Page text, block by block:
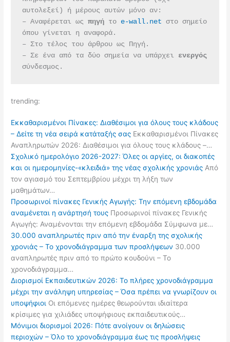
αυτολεξεί) ή μέρους αυτών μόνο αν:
– Αναφέρεται ως πηγή το e-wall.net στο σημείο
όπου γίνεται η αναφορά.
– Στο τέλος του άρθρου ως Πηγή.
– Σε ένα από τα δύο σημεία να υπάρχει
ενεργός
σύνδεσμος.
trending:
Εκκαθαρισμένοι Πίνακες: Διαθέσιμοι για όλους τους κλάδους
– Δείτε τη νέα σειρά κατάταξής σας Εκκαθαρισμένοι Πίνακες
Αναπληρωτών 2026: Διαθέσιμοι για όλους τους κλάδους –…
Σχολικό ημερολόγιο 2026-2027: Όλες οι αργίες, οι διακοπές
και οι ημερομηνίες-«κλειδιά» της νέας σχολικής χρονιάς Από
τον αγιασμό του Σεπτεμβρίου μέχρι τη λήξη των
μαθημάτων…
Προσωρινοί πίνακες Γενικής Αγωγής: Την επόμενη εβδομάδα
αναμένεται η ανάρτησή τους Προσωρινοί πίνακες Γενικής
Αγωγής: Αναμένονται την επόμενη εβδομάδα Σύμφωνα με…
30.000 αναπληρωτές πριν από την έναρξη της σχολικής
χρονιάς – Το χρονοδιάγραμμα των προσλήψεων 30.000
αναπληρωτές πριν από το πρώτο κουδούνι – Το
χρονοδιάγραμμα…
Διορισμοί Εκπαιδευτικών 2026: Το πλήρες χρονοδιάγραμμα
μέχρι την ανάληψη υπηρεσίας – Όσα πρέπει να γνωρίζουν οι
υποψήφιοι Οι επόμενες ημέρες θεωρούνται ιδιαίτερα
κρίσιμες για χιλιάδες υποψήφιους εκπαιδευτικούς…
Μόνιμοι διορισμοί 2026: Πότε ανοίγουν οι δηλώσεις
περιοχών – Όλο το χρονοδιάγραμμα έως τις προσλήψεις